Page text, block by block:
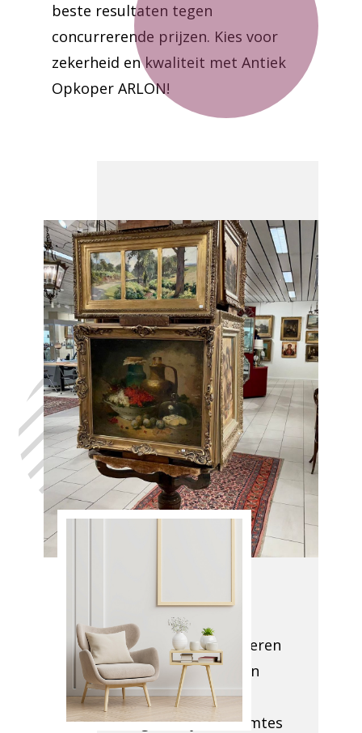
beste resultaten tegen
concurrerende prijzen. Kies voor
zekerheid en kwaliteit met Antiek
Opkoper ARLON!
Laat uw huis
leegmaken
ARLON, in het
volste
vertrouwen,
met de hulp
van Antiek
We komen naar uw
locatie om te evalueren
wat er moet worden
opgeruimd en hoe
toegankelijk de ruimtes